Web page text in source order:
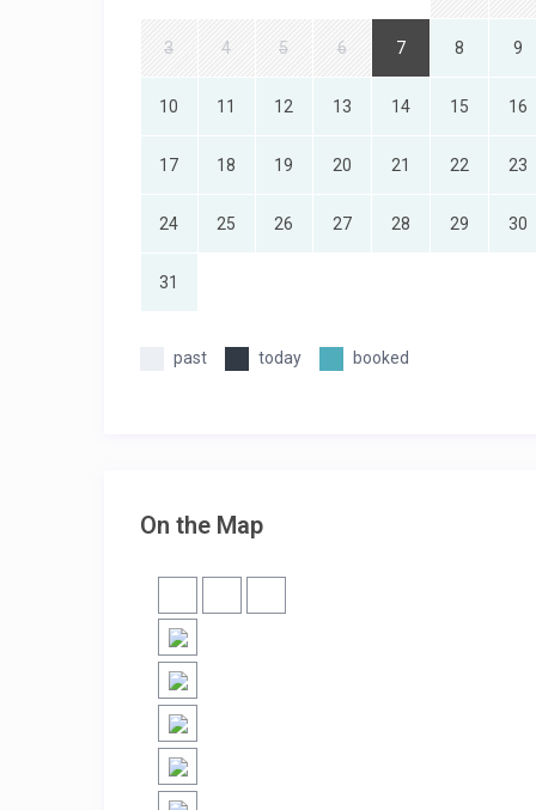
3 4 5 6 7 8 9
10 11 12 13 14 15 16
17 18 19 20 21 22 23
24 25 26 27 28 29 30
31
past today booked
On the Map